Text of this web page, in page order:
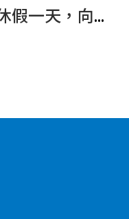
生洋集團將於 5/1(五)休假一天，向所有辛勤工作的夥伴致敬！